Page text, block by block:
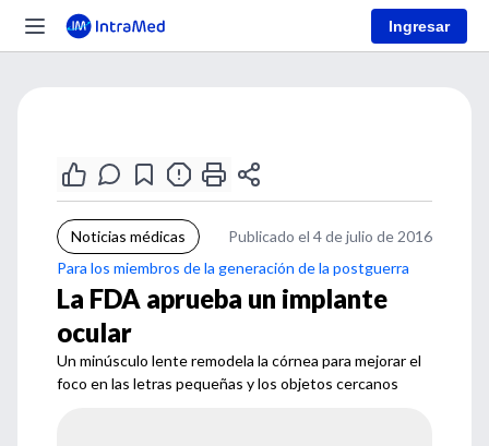
Ingresar
Noticias médicas
Publicado el 4 de julio de 2016
Para los miembros de la generación de la postguerra
La FDA aprueba un implante
ocular
Un minúsculo lente remodela la córnea para mejorar el
foco en las letras pequeñas y los objetos cercanos